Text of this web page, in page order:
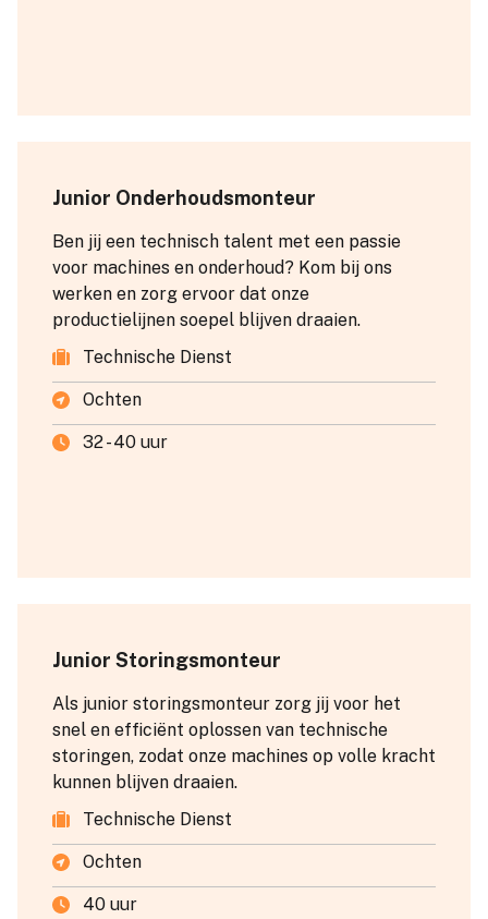
Junior Onderhoudsmonteur
Ben jij een technisch talent met een passie
voor machines en onderhoud? Kom bij ons
werken en zorg ervoor dat onze
productielijnen soepel blijven draaien.
Technische Dienst
Ochten
32 - 40 uur
Junior Storingsmonteur
Als junior storingsmonteur zorg jij voor het
snel en efficiënt oplossen van technische
storingen, zodat onze machines op volle kracht
kunnen blijven draaien.
Technische Dienst
Ochten
40 uur